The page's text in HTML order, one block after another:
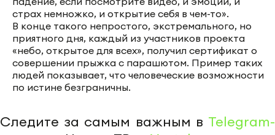
страх немножко, и открытие себя в чем-то».
В конце такого непростого, экстремального, но
приятного дня, каждый из участников проекта
«небо, открытое для всех», получил сертификат о
совершении прыжка с парашютом. Пример таких
людей показывает, что человеческие возможности
по истине безграничны.
Следите за самым важным в Telegram-